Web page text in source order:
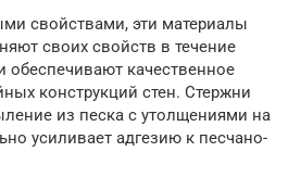
свойствами, эти материалы
своих свойств в течение
обеспечивают качественное
конструкций стен. Стержни
из песка с утолщениями на
усиливает адгезию к песчано-